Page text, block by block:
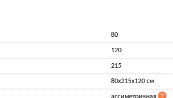
80
120
215
80x215x120 см